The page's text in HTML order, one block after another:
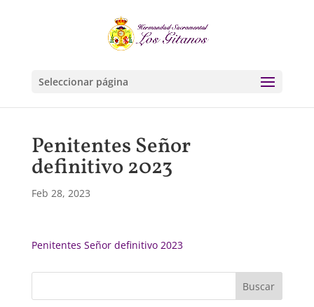
Seleccionar página
Penitentes Señor
definitivo 2023
Feb 28, 2023
Penitentes Señor definitivo 2023